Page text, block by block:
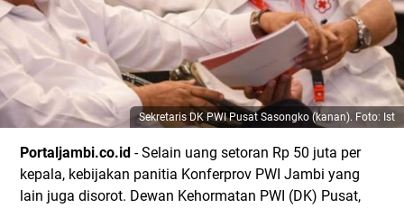
Sekretaris DK PWI Pusat Sasongko (kanan). Foto: Ist
Portaljambi.co.id - Selain uang setoran Rp 50 juta per
kepala, kebijakan panitia Konferprov PWI Jambi yang
lain juga disorot. Dewan Kehormatan PWI (DK) Pusat,